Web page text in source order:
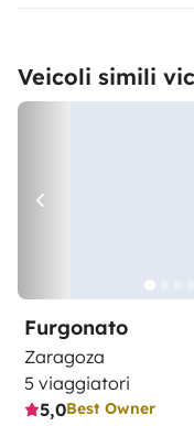
Veicoli simili
Furgonato
Zaragoza
5 viaggiatori
5,0Best Owner